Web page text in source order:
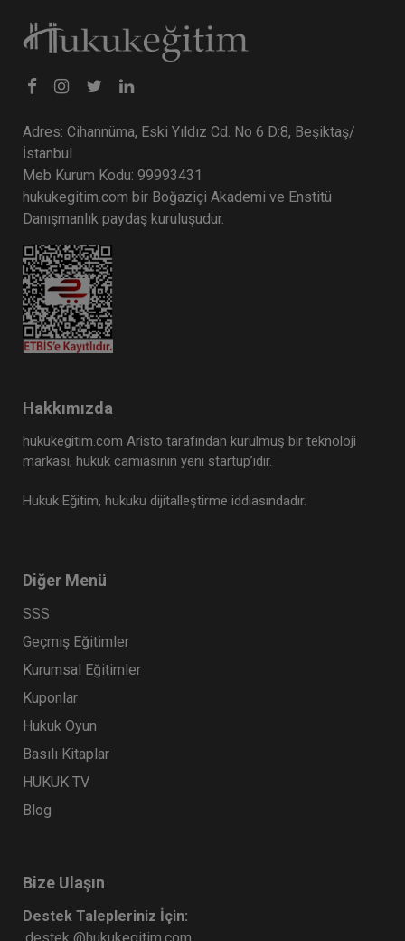
İcra Hukukunda Kambiyo Takipleri ve
Püf Noktaları Video Eğitimi
300 TL
Atilla GÜNDOĞAN
Noktaları Video Eğitimi
300 TL Sepete Ekle
İcra İflas Hukukunda Haciz İşlemleri
Video Eğitimi
Atilla GÜNDOĞAN
Adres: Cihannüma, Eski Yıldız Cd. No 6 D:8, Beşiktaş/
İstanbul
Meb Kurum Kodu: 99993431
hukukegitim.com bir Boğaziçi Akademi ve Enstitü
Danışmanlık paydaş kuruluşudur.
Hakkımızda
hukukegitim.com Aristo tarafından kurulmuş bir teknoloji
markası, hukuk camiasının yeni startup’ıdır.
Hukuk Eğitim, hukuku dijitalleştirme iddiasındadır.
Diğer Menü
SSS
Geçmiş Eğitimler
Kurumsal Eğitimler
Kuponlar
Hukuk Oyun
Basılı Kitaplar
HUKUK TV
Blog
Bize Ulaşın
Destek Talepleriniz İçin: